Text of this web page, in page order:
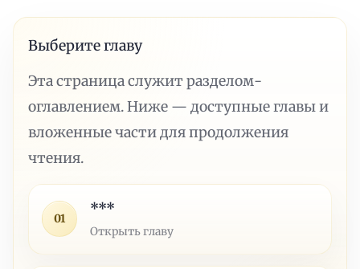
Выберите главу
Эта страница служит разделом-
оглавлением. Ниже — доступные главы и
вложенные части для продолжения
чтения.
01
***
Открыть главу